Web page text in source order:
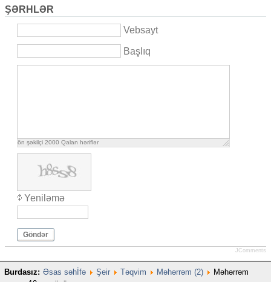
ŞƏRHLƏR
Vebsayt
Başlıq
ön şəkilçi 2000 Qalan həriflər
Yeniləmə
Göndər
JComments
Burdasız: Əsas səhİfə Şeir Təqvim Məhərrəm (2)
Məhərrəm